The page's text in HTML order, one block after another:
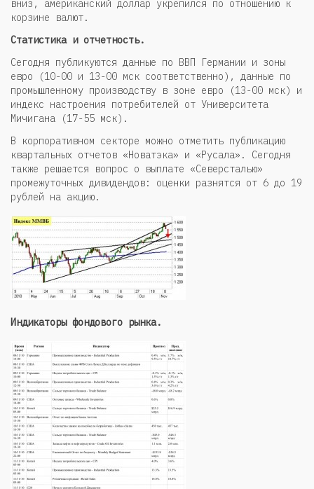
вниз, американский доллар укрепился по отношению к
корзине валют.
Статистика и отчетность.
Сегодня публикуются данные по ВВП Германии и зоны
евро (10-00 и 13-00 мск соответственно), данные по
промышленному производству в зоне евро (13-00 мск) и
индекс настроения потребителей от Университета
Мичигана (17-55 мск).
В корпоративном секторе можно отметить публикацию
квартальных отчетов «Новатэка» и «Русала». Сегодня
также решается вопрос о выплате «Северсталью»
промежуточных дивидендов: оценки разнятся от 6 до 19
рублей на акцию.
Индикаторы фондового рынка.